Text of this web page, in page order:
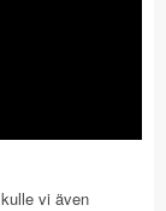
vi även